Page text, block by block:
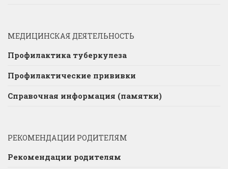
МЕДИЦИНСКАЯ ДЕЯТЕЛЬНОСТЬ
Профилактика туберкулеза
Профилактические прививки
Справочная информация (памятки)
РЕКОМЕНДАЦИИ РОДИТЕЛЯМ
Рекомендации родителям